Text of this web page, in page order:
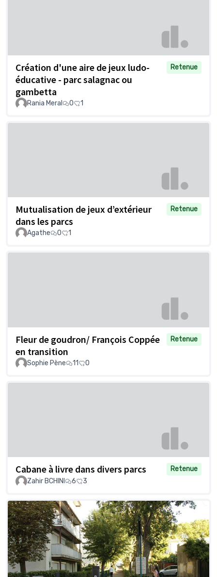
Création d'une aire de jeux ludo-
éducative - parc salagnac ou
gambetta
Retenue
Rania Meral 0 1
Mutualisation de jeux d’extérieur
dans les parcs
Retenue
Agathe 0 1
Fleur de goudron/ François Coppée
en transition
Retenue
Sophie Pène 11 0
Cabane à livre dans divers parcs
Retenue
Zahir BCHINI
6 3